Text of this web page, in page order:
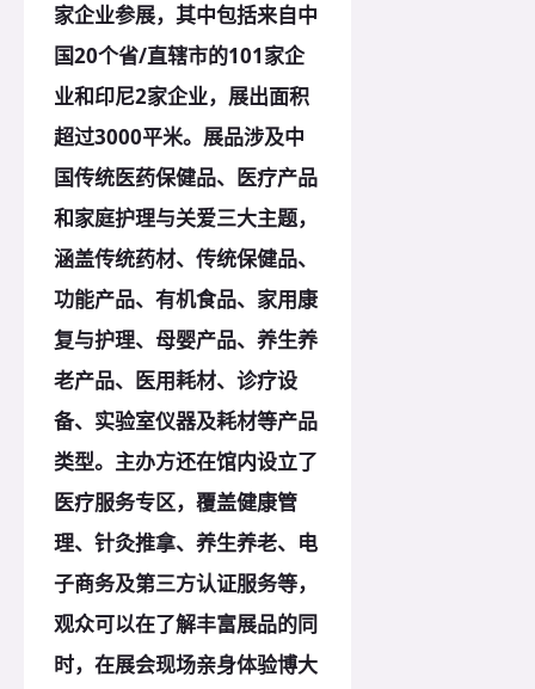
家企业参展，其中包括来自中
国20个省/直辖市的101家企
业和印尼2家企业，展出面积
超过3000平米。展品涉及中
国传统医药保健品、医疗产品
和家庭护理与关爱三大主题，
涵盖传统药材、传统保健品、
功能产品、有机食品、家用康
复与护理、母婴产品、养生养
老产品、医用耗材、诊疗设
备、实验室仪器及耗材等产品
类型。主办方还在馆内设立了
医疗服务专区，覆盖健康管
理、针灸推拿、养生养老、电
子商务及第三方认证服务等，
观众可以在了解丰富展品的同
时，在展会现场亲身体验博大